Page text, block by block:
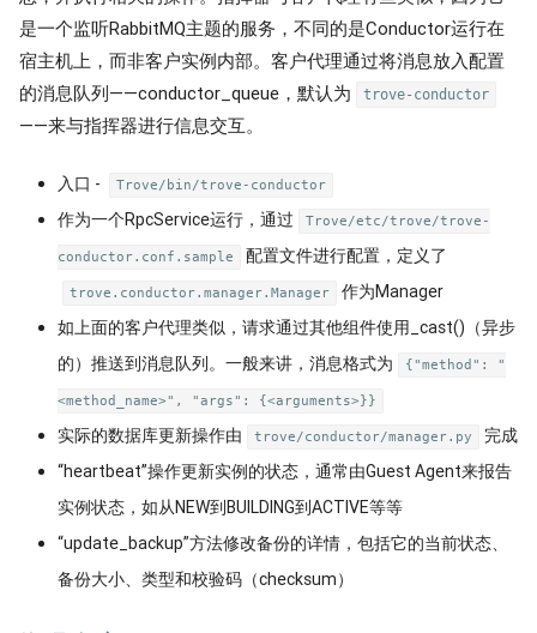
是一个监听RabbitMQ主题的服务，不同的是Conductor运行在
宿主机上，而非客户实例内部。客户代理通过将消息放入配置
的消息队列——conductor_queue，默认为
trove-conductor
——来与指挥器进行信息交互。
入口 - Trove/bin/trove-conductor
作为一个RpcService运行，通过 Trove/etc/trove/trove-
conductor.conf.sample 配置文件进行配置，定义了
trove.conductor.manager.Manager
作为Manager
如上面的客户代理类似，请求通过其他组件使用_cast()（异步
的）推送到消息队列。一般来讲，消息格式为
{"method": "
<method_name>", "args": {<arguments>}}
实际的数据库更新操作由 trove/conductor/manager.py
完成
“heartbeat”操作更新实例的状态，通常由Guest Agent来报告
实例状态，如从NEW到BUILDING到ACTIVE等等
“update_backup”方法修改备份的详情，包括它的当前状态、
备份大小、类型和校验码（checksum）